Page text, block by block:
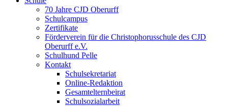
70 Jahre CJD Oberurff
Schulcampus
Zertifikate
Förderverein für die Christophorusschule des CJD
Oberurff e.V.
Schulhund Pelle
Kontakt
Schulsekretariat
Online-Redaktion
Gesamtelternbeirat
Schulsozialarbeit